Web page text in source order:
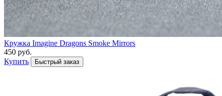
Кружка Imagine Dragons Smoke Mirrors
450 руб.
Купить
Быстрый заказ